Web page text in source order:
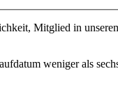
Mitglied in
weniger als